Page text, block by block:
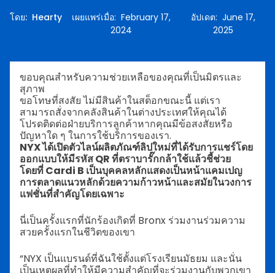
โดย: Hearty เผยแพร่เมื่อ:February 17,
2024
อัปเดต: June 17,
2025
ขอบคุณสำหรับความช่วยเหลือของคุณที่เป็นมิตรและ
สุภาพ
ขอโทษที่สงสัย ไม่มีสินค้าในสต็อกขณะนี้ แต่เรา
สามารถสั่งจากคลังสินค้าในต่างประเทศให้คุณได้
โปรดติดต่อฝ่ายบริการลูกค้าหากคุณมีข้อสงสัยหรือ
ปัญหาใด ๆ ในการใช้บริการของเรา.
NYX ได้เปิดตัวไลน์ผลิตภัณฑ์ลิปใหม่ที่ได้รับการแชร์โดย
ออกแบบให้มีรหัส QR ที่ตราบารั๊กกล้าใช้แล้วชี้ช่วย
โดยที่ Cardi B เป็นบุคคลหลักแสดงเป็นหน้าแคมเปญ
การตลาดแนวหลักด้วยความก้าวหน้าและสมัยในวงการ
แฟชั่นที่สำคัญโดยเฉพาะ
นี่เป็นครั้งแรกที่นักร้องเกิดที่ Bronx ร่วมงานร่วมความ
สวยครั้งแรกในชีวิตของเขา
“NYX เป็นแบรนด์ที่ฉันใช้ตั้งแต่โรงเรียนมัธยม และนั่น